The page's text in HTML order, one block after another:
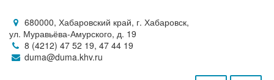
680000, Хабаровский край, г. Хабаровск,
ул. Муравьёва-Амурского, д. 19
8 (4212) 47 52 19, 47 44 19
duma@duma.khv.ru